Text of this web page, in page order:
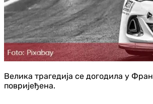
Велика трагедија се догодила у
повријеђена.